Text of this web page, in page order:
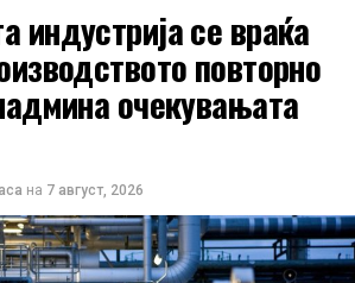
индустрија се враќа
повторно
очекувањата
на 7 август, 2026